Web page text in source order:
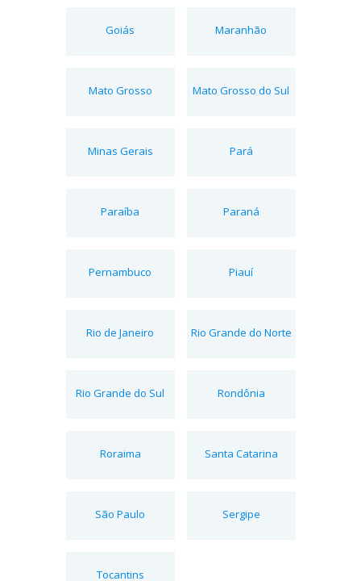
Goiás Maranhão
Mato Grosso Mato Grosso do Sul
Minas Gerais Pará
Paraíba Paraná
Pernambuco Piauí
Rio de Janeiro Rio Grande do Norte
Rio Grande do Sul Rondônia
Roraima Santa Catarina
São Paulo Sergipe
Tocantins